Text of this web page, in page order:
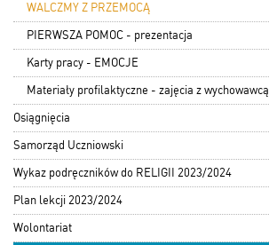
WALCZMY Z PRZEMOCĄ
PIERWSZA POMOC - prezentacja
Karty pracy - EMOCJE
Materiały profilaktyczne - zajęcia z wychowawcą
Osiągnięcia
Samorząd Uczniowski
Wykaz podręczników do RELIGII 2023/2024
Plan lekcji 2023/2024
Wolontariat